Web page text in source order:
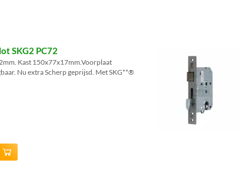
SKG2 PC72
Kast 150x77x17mm.Voorplaat
Nu extra Scherp geprijsd. Met SKG**®